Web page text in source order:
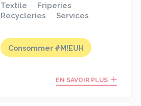
Textile
Friperies
Recycleries
Services
Consommer #M!EUH
EN SAVOIR PLUS